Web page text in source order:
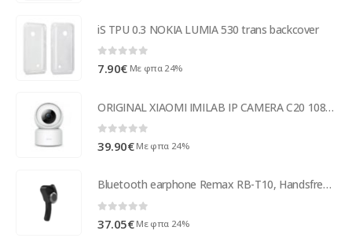
iS TPU 0.3 NOKIA LUMIA 530 trans backcover
0out of 5
7.90€ Με φπα 24%
ORIGINAL XIAOMI IMILAB IP CAMERA C20 1080p white
0 out of 5
39.90€ Με φπα 24%
Bluetooth earphone Remax RB-T10, Handsfree, Διαφορετικά χρώματα - 20391
0 out of 5
37.05€ Με φπα 24%